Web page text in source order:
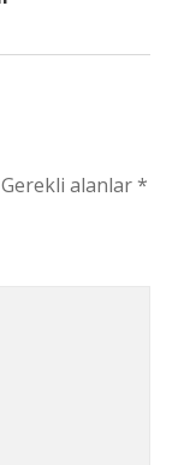
Gerekli alanlar*